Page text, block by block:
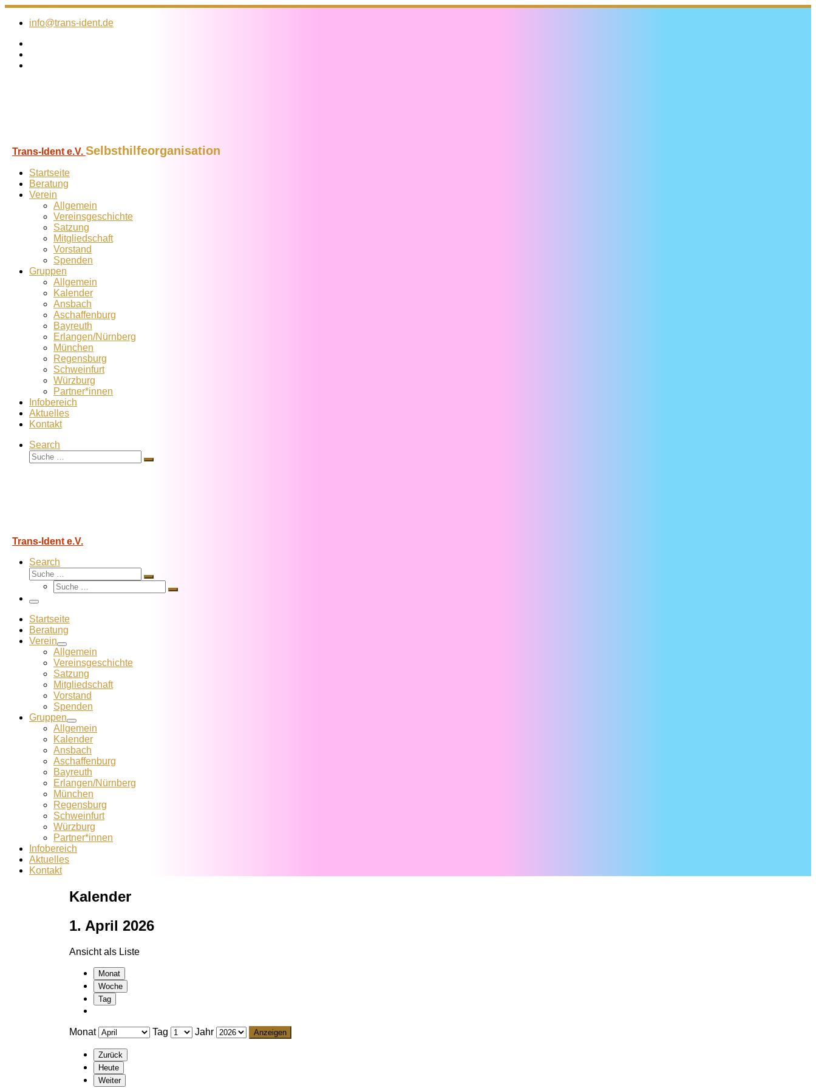
Zum
Inhalt
info@trans-ident.de
Trans-Ident e.V. Selbsthilfeorganisation
Startseite
Beratung
Verein
Allgemein
Vereins­geschichte
Satzung
Mitglied­schaft
Vorstand
Spenden
Gruppen
Allgemein
Kalender
Ansbach
Aschaffenburg
Bayreuth
Erlangen/Nürnberg
München
Regensburg
Schweinfurt
Würzburg
Partner*innen
Infobereich
Aktuelles
Kontakt
Search
Suche
Suche
Trans-Ident e.V.
Search
Suche
Suche
Suche
Suche
Menü
Startseite
Beratung
Verein
Allgemein
Vereins­geschichte
Satzung
Mitglied­schaft
Vorstand
Spenden
Gruppen
Allgemein
Kalender
Ansbach
Aschaffenburg
Bayreuth
Erlangen/Nürnberg
München
Regensburg
Schweinfurt
Würzburg
Partner*innen
Infobereich
Aktuelles
Kontakt
Kalender
1. April 2026
Ansicht als Liste
Monat
Woche
Tag
Monat Tag Jahr
Zurück
Heute
Weiter